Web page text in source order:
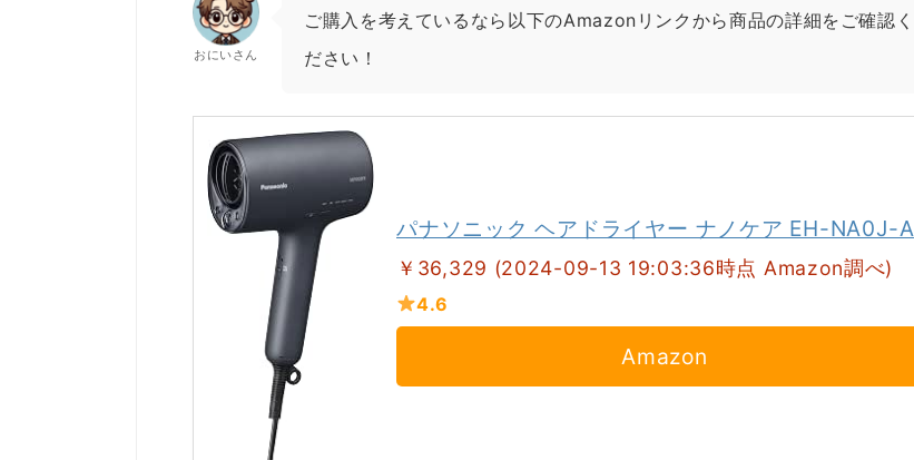
おにいさん
ご購入を考えているなら以下のAmazonリンクから商品の詳細をご確認く
ださい！
パナソニック ヘアドライヤー ナノケア EH-NA0J-A
￥36,329 (2024-09-13 19:03:36時点 Amazon調べ)
4.6
Amazon